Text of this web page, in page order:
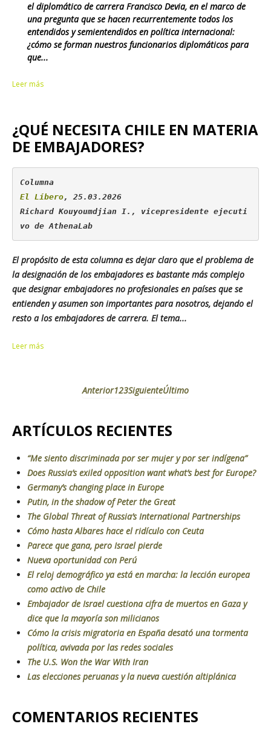
el diplomático de carrera Francisco Devia, en el marco de
una pregunta que se hacen recurrentemente todos los
entendidos y semientendidos en política internacional:
¿cómo se forman nuestros funcionarios diplomáticos para
que...
Leer más
¿QUÉ NECESITA CHILE EN MATERIA
DE EMBAJADORES?
Columna
El Líbero, 25.03.2026
Richard Kouyoumdjian I., vicepresidente ejecuti
vo de AthenaLab
El propósito de esta columna es dejar claro que el problema de
la designación de los embajadores es bastante más complejo
que designar embajadores no profesionales en países que se
entienden y asumen son importantes para nosotros, dejando el
resto a los embajadores de carrera. El tema...
Leer más
Anterior123SiguienteÚltimo
ARTÍCULOS RECIENTES
“Me siento discriminada por ser mujer y por ser indígena”
Does Russia’s exiled opposition want what’s best for Europe?
Germany’s changing place in Europe
Putin, in the shadow of Peter the Great
The Global Threat of Russia’s International Partnerships
Cómo hasta Albares hace el ridículo con Ceuta
Parece que gana, pero Israel pierde
Nueva oportunidad con Perú
El reloj demográfico ya está en marcha: la lección europea
como activo de Chile
Embajador de Israel cuestiona cifra de muertos en Gaza y
dice que la mayoría son milicianos
Cómo la crisis migratoria en España desató una tormenta
política, avivada por las redes sociales
The U.S. Won the War With Iran
Las elecciones peruanas y la nueva cuestión altiplánica
COMENTARIOS RECIENTES